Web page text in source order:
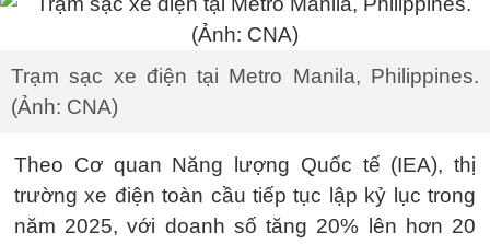
Trạm sạc xe điện tại Metro Manila, Philippines.
(Ảnh: CNA)
Theo Cơ quan Năng lượng Quốc tế (IEA), thị
trường xe điện toàn cầu tiếp tục lập kỷ lục trong
năm 2025, với doanh số tăng 20% lên hơn 20